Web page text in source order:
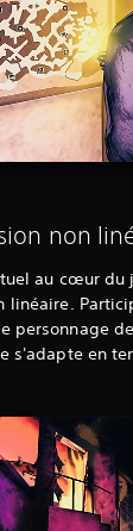
non
au cœur du
linéaire.
personnage
s'adapte en